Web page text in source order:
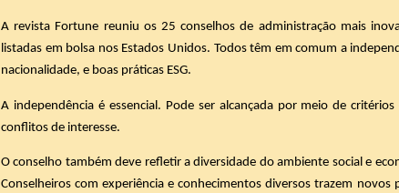
A revista Fortune reuniu os 25 conselhos de administração mais
listadas em bolsa nos Estados Unidos. Todos têm em comum a
nacionalidade, e boas práticas ESG.
A independência é essencial. Pode ser alcançada por meio de
conflitos de interesse.
O conselho também deve refletir a diversidade do ambiente social e
Conselheiros com experiência e conhecimentos diversos trazem